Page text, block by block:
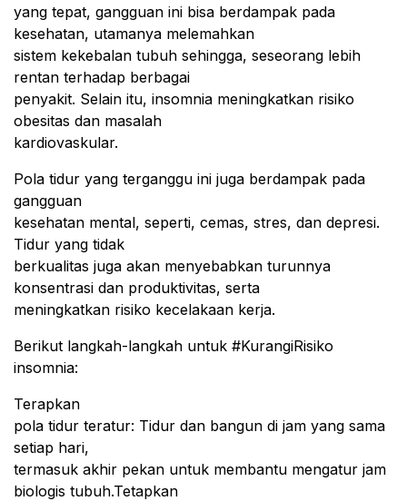
yang tepat, gangguan ini bisa berdampak pada
kesehatan, utamanya melemahkan
sistem kekebalan tubuh sehingga, seseorang lebih
rentan terhadap berbagai
penyakit. Selain itu, insomnia meningkatkan risiko
obesitas dan masalah
kardiovaskular.
Pola tidur yang terganggu ini juga berdampak pada
gangguan
kesehatan mental, seperti, cemas, stres, dan depresi.
Tidur yang tidak
berkualitas juga akan menyebabkan turunnya
konsentrasi dan produktivitas, serta
meningkatkan risiko kecelakaan kerja.
Berikut langkah-langkah untuk #KurangiRisiko
insomnia:
Terapkan
pola tidur teratur: Tidur dan bangun di jam yang sama
setiap hari,
termasuk akhir pekan untuk membantu mengatur jam
biologis tubuh.Tetapkan